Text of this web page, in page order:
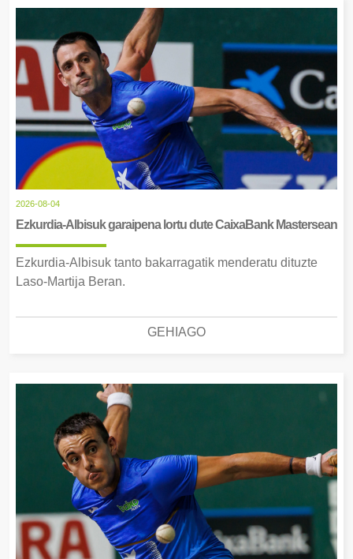
2026-08-04
Ezkurdia-Albisuk garaipena lortu dute CaixaBank Mastersean
Ezkurdia-Albisuk tanto bakarragatik menderatu dituzte
Laso-Martija Beran.
GEHIAGO